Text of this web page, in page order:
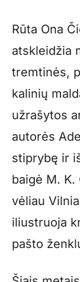
Rūta Ona
atskleidžia
tremtinės,
kalinių
užrašytos
autorės
stiprybę ir
baigė M.
vėliau
iliustruoja
pašto